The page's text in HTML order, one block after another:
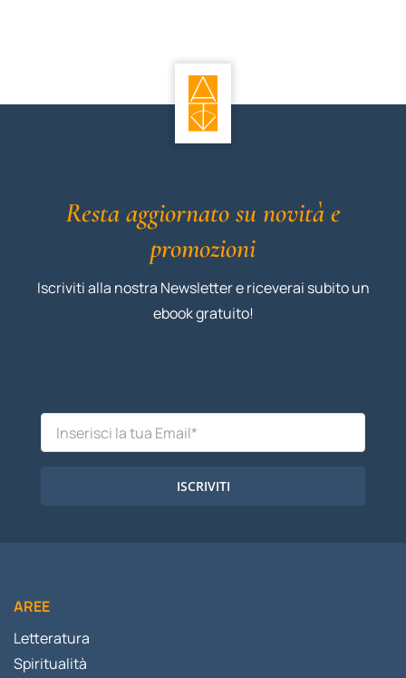
Resta aggiornato su novità e
promozioni
Iscriviti alla nostra Newsletter e riceverai subito un
ebook gratuito!
ISCRIVITI
AREE
Letteratura
Spiritualità